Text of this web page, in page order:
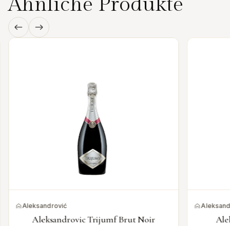
Aleksandrović
Aleksandrovic Trijumf Brut Noir